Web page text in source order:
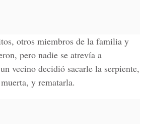
otros miembros de la familia y
pero nadie se atrevía a
vecino decidió sacarle la serpiente,
y rematarla.